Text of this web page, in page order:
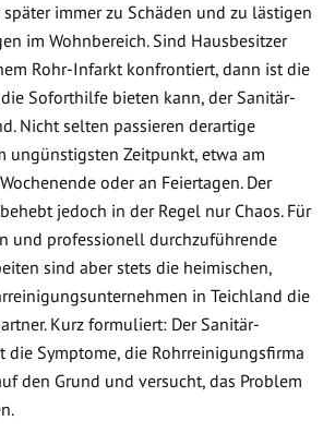
immer zu Schäden und zu lästigen
im Wohnbereich. Sind Hausbesitzer
Rohr-Infarkt konfrontiert, dann ist die
Soforthilfe bieten kann, der Sanitär-
Nicht selten passieren derartige
ungünstigsten Zeitpunkt, etwa am
oder an Feiertagen. Der
jedoch in der Regel nur Chaos. Für
und professionell durchzuführende
sind aber stets die heimischen,
in Teichland die
Kurz formuliert: Der Sanitär-
die Symptome, die Rohrreinigungsfirma
den Grund und versucht, das Problem